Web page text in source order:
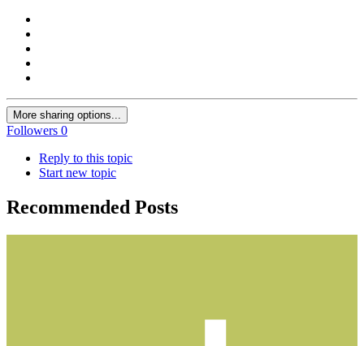
More sharing options...
Followers 0
Reply to this topic
Start new topic
Recommended Posts